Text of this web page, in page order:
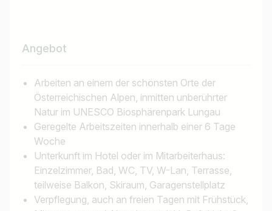
Angebot
Arbeiten an einem der schönsten Orte der
Österreichischen Alpen, inmitten unberührter
Natur im UNESCO Biosphärenpark Lungau
Geregelte Arbeitszeiten innerhalb einer 6 Tage
Woche
Unterkunft im Hotel oder im Mitarbeiterhaus:
Einzelzimmer, Bad, WC, TV, W-Lan, Terrasse,
teilweise Balkon, Skiraum, Garagenstellplatz
Verpflegung, auch an freien Tagen mit Frühstück,